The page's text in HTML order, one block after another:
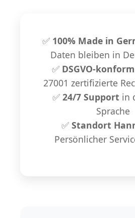
✅ 100% Made in
Daten bleiben in
✅ DSGVO-konform
27001 zertifizierte
✅ 24/7 Support in
Sprache
✅ Standort
Persönlicher